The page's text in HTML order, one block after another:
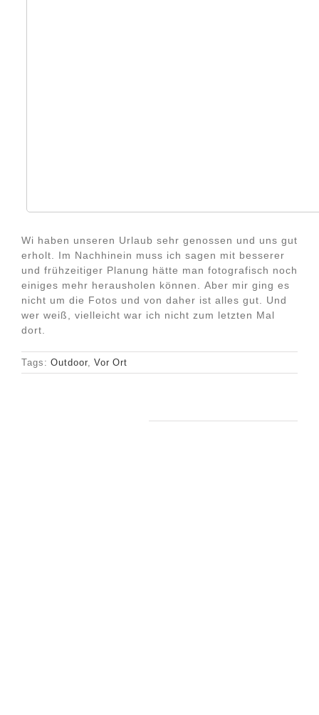
Wi haben unseren Urlaub sehr genossen und uns gut
erholt. Im Nachhinein muss ich sagen mit besserer
und frühzeitiger Planung hätte man fotografisch noch
einiges mehr herausholen können. Aber mir ging es
nicht um die Fotos und von daher ist alles gut. Und
wer weiß, vielleicht war ich nicht zum letzten Mal
dort.
Tags: Outdoor, Vor Ort